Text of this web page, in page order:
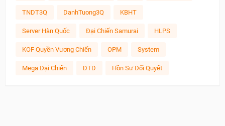
TNDT3Q DanhTuong3Q KBHT
Server Hàn Quốc Đại Chiến Samurai HLPS
KOF Quyền Vương Chiến OPM System
Mega Đại Chiến DTD Hồn Sư Đối Quyết